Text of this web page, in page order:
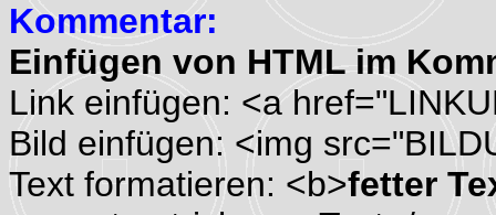
Kommentar:
Einfügen von HTML im
Link einfügen: <a
Bild einfügen: <img
Text formatieren: <b>fetter